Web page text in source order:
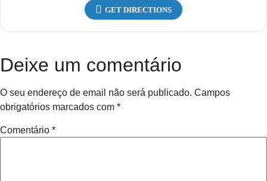
GET DIRECTIONS
Deixe um comentário
O seu endereço de email não será publicado. Campos
obrigatórios marcados com *
Comentário *